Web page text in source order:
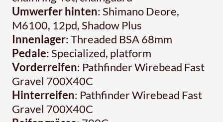
Umwerfer hinten: Shimano Deore,
M6100, 12pd, Shadow Plus
Innenlager: Threaded BSA 68mm
Pedale: Specialized, platform
Vorderreifen: Pathfinder Wirebead Fast
Gravel 700X40C
Hinterreifen: Pathfinder Wirebead Fast
Gravel 700X40C